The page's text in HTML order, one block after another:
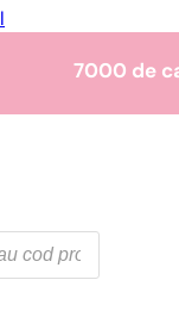
7000 de